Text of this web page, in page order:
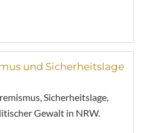
und Sicherheitslage
Sicherheitslage,
Gewalt in NRW.